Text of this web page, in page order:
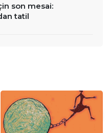
son mesai:
tatil